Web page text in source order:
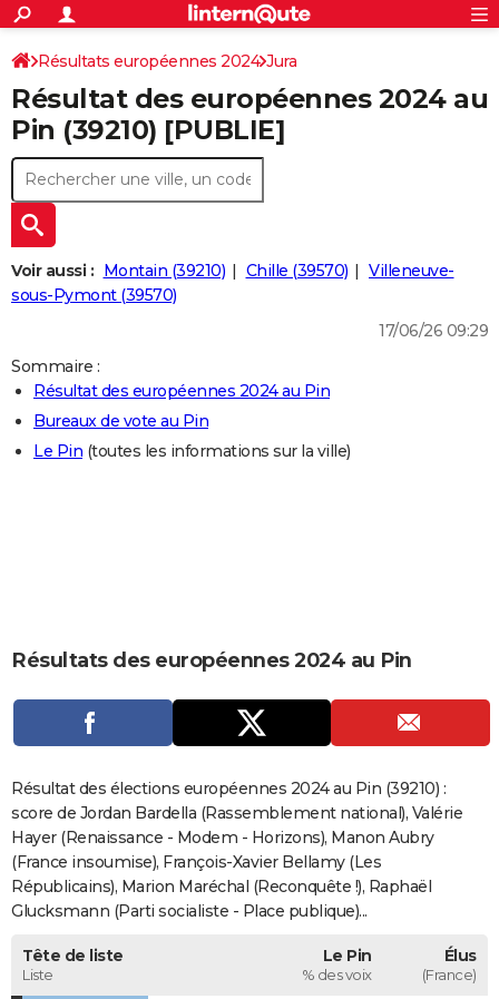
ACTUALITÉS
Politique
Société
Faits Divers
Education
Monde
Villes
+
SPORT
Coupe du monde 2026
Football
Tennis
Cyclisme
Rugby
Forum
CULTURE
Programme TV
TNT
Streaming
Cinéma
Sorties cinéma
Musique
+
FINANCE
Retraite
Impôts
Epargne
Immobilier
Risques naturels par ville
Banque
Assurance
Crédit
AUTO
Essais
Réserver un essai
Citadines
Berlines
SUV
Forum auto
+
HIGH-TECH
Mobiles
Meilleur smartphone
Internet
Ordinateurs
Jeux vidéo
Guide high-tech
+
BRICOLAGE
Guides de France
Escapades
Patrimoine
Expositions
Musées
Week-end nature
LIFESTYLE
Art de vivre
Bien-être
Loisirs
Mode
Modes de vie
CARTE DE VOEUX
Carte de Noël
Carte Bonne année
Carte Saint-Valentin
Carte Pâques
Carte d'anniversaire
DICTIONNAIRE
Dictionnaire
Biographies
Citations
Expressions
Proverbes
PROGRAMME TV
COPAINS D'AVANT
S'inscrire
Se connecter
Lycées
Collèges
Primaires
Universités
Entreprises
Service militaire
Avis de recherche
AVIS DE DÉCÈS
FORUM
S'inscrire
Connexion
Résultats européennes 2024 Jura
Résultat des européennes 2024 au
Pin (39210) [PUBLIE]
Voir aussi : Montain (39210) Chille (39570)
Villeneuve-
sous-Pymont (39570)
17/06/26 09:29
Sommaire :
Résultat des européennes 2024 au Pin
Bureaux de vote au Pin
Le Pin (toutes les informations sur la ville)
Résultats des européennes 2024 au Pin
Résultat des élections européennes 2024 au Pin (39210) :
score de Jordan Bardella (Rassemblement national), Valérie
Hayer (Renaissance - Modem - Horizons), Manon Aubry
(France insoumise), François-Xavier Bellamy (Les
Républicains), Marion Maréchal (Reconquête !), Raphaël
Glucksmann (Parti socialiste - Place publique)...
Tête de liste
Liste
Le Pin
% des voix
Élus
(France)